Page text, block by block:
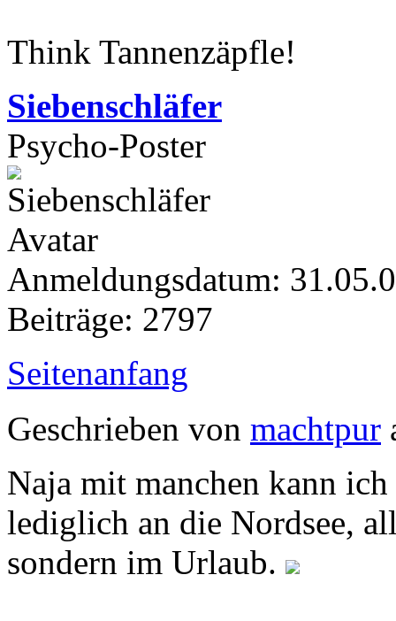
Think Tannenzäpfle!
Siebenschläfer
Psycho-Poster
Anmeldungsdatum:
Beiträge: 2797
Seitenanfang
Geschrieben von machtpur
Naja mit manchen kann
lediglich an die Nordsee,
sondern im Urlaub.